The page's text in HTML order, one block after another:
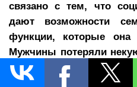
связано с тем, что
дают возможности
функции, которые она
Мужчины потеряли
семью, заботу, у
внешние действия.